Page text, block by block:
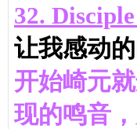
32.
让我感动
开始崎元
现的鸣音